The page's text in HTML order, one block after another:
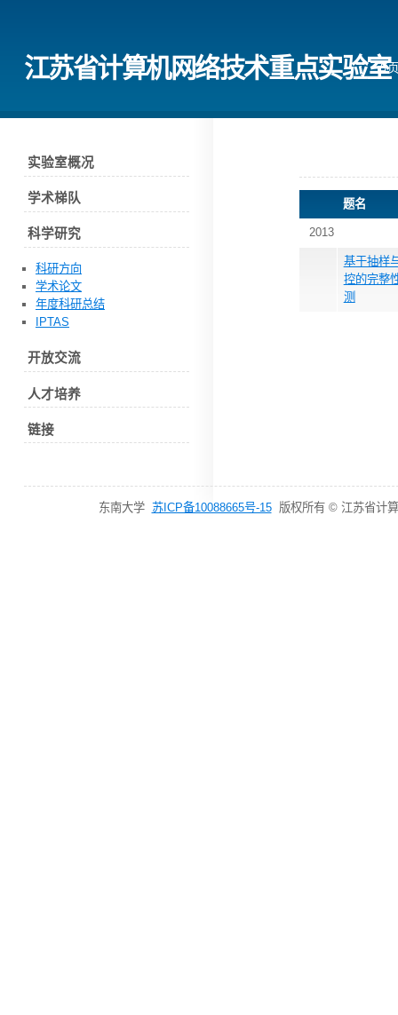
江苏省计算机网络技术重点实验室
首页
题名
2013
基于抽样
控的完整
测
实验室概况
学术梯队
科学研究
科研方向
学术论文
年度科研总结
IPTAS
开放交流
人才培养
链接
东南大学 苏ICP备10088665号-15版权所有 © 江苏省计算